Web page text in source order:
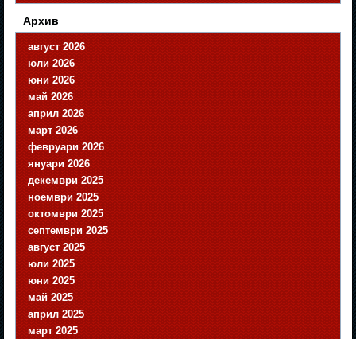
Архив
август 2026
юли 2026
юни 2026
май 2026
април 2026
март 2026
февруари 2026
януари 2026
декември 2025
ноември 2025
октомври 2025
септември 2025
август 2025
юли 2025
юни 2025
май 2025
април 2025
март 2025